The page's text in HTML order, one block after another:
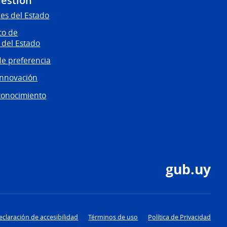
del Estado
de
Estado
preferencia
gub.uy
de accesibilidad Términos de uso Política de Privacidad